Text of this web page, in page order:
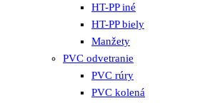
HT-PP iné
HT-PP biely
Manžety
PVC odvetranie
PVC rúry
PVC kolená